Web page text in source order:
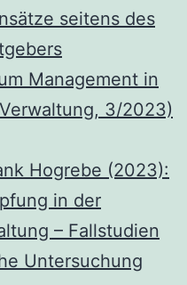
seitens des
Management in
3/2023)
Hogrebe (2023):
in der
– Fallstudien
Untersuchung